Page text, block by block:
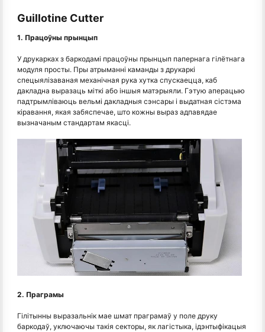
Guillotine Cutter
1. Працоўны прынцып
У друкарках з баркодамі працоўны прынцып папернага гілётнага
модуля просты. Пры атрыманні каманды з друкаркі
спецыялізаваная механічная рука хутка спускаецца, каб
дакладна выразаць міткі або іншыя матэрыяли. Гэтую аперацыю
падтрымліваюць вельмі дакладныя сэнсары і выдатная сістэма
кіравання, якая забяспечае, што кожны выраз адпавядае
вызначаным стандартам якасці.
2. Праграмы
Гілітынны выразальнік мае шмат праграмаў у поле друку
баркодаў, уключаючы такія секторы, як лагістыка, ідэнтыфікацыя